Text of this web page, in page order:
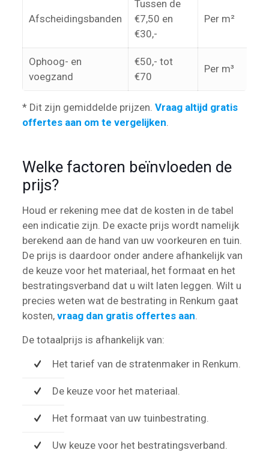
Afscheidingsbanden
Tussen de
€7,50 en
€30,-
Per m²
Ophoog- en
voegzand
€50,- tot
€70
Per m³
* Dit zijn gemiddelde prijzen. Vraag altijd gratis
offertes aan om te vergelijken.
Welke factoren beïnvloeden de
prijs?
Houd er rekening mee dat de kosten in de tabel
een indicatie zijn. De exacte prijs wordt namelijk
berekend aan de hand van uw voorkeuren en tuin.
De prijs is daardoor onder andere afhankelijk van
de keuze voor het materiaal, het formaat en het
bestratingsverband dat u wilt laten leggen. Wilt u
precies weten wat de bestrating in Renkum gaat
kosten, vraag dan gratis offertes aan.
De totaalprijs is afhankelijk van:
Het tarief van de stratenmaker in Renkum.
De keuze voor het materiaal.
Het formaat van uw tuinbestrating.
Uw keuze voor het bestratingsverband.